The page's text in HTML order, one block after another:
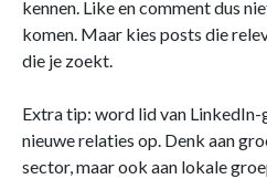
kennen. Like en comment dus
komen. Maar kies posts die
die je zoekt.
Extra tip: word lid van LinkedIn-
nieuwe relaties op. Denk aan
sector, maar ook aan lokale